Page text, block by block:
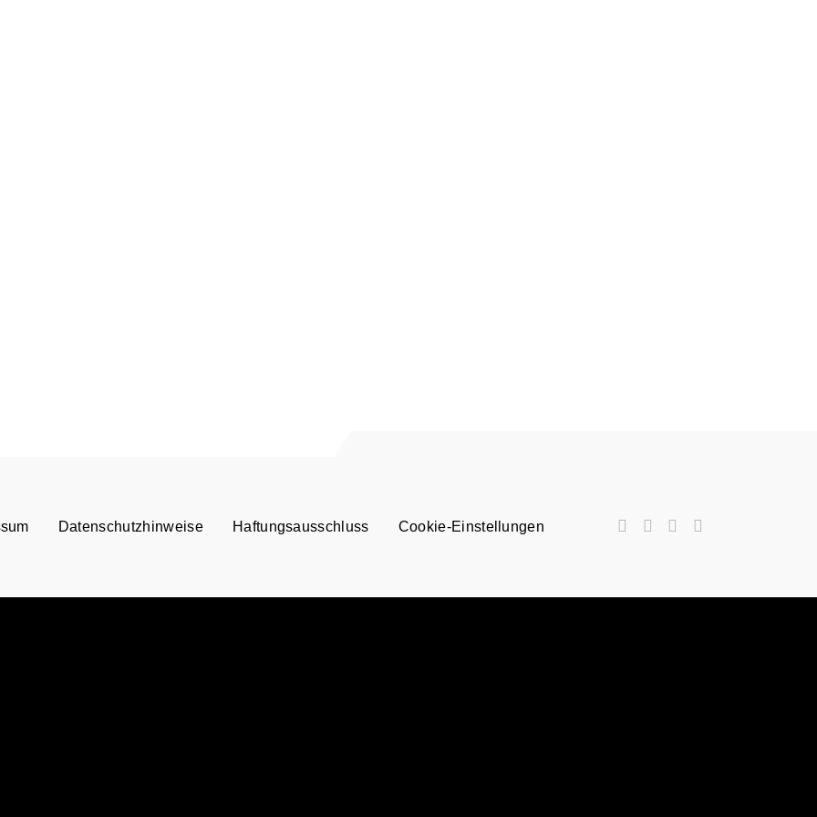
Datenschutzhinweise Haftungsausschluss Cookie-Einstellungen